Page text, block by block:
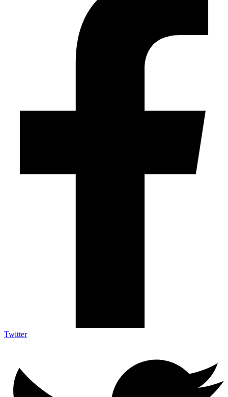
Twitter